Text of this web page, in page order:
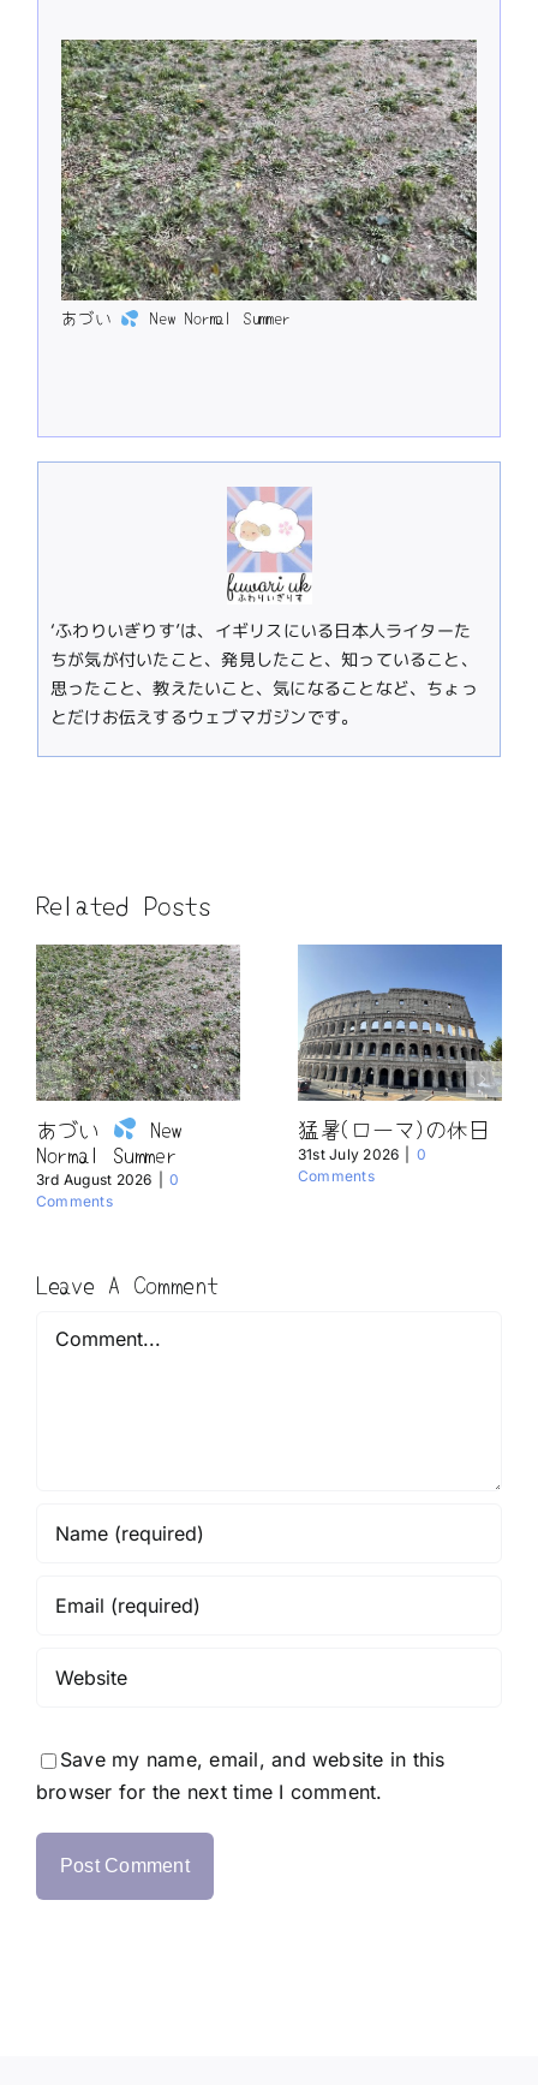
あづい New Normal Summer
‘ふわりいぎりす’は、イギリスにいる日本人ライターた
ちが気が付いたこと、発見したこと、知っていること、
思ったこと、教えたいこと、気になることなど、ちょっ
とだけお伝えするウェブマガジンです。
Related Posts
あづい
New
Normal Summer
3rd August 2026
0
Comments
猛暑(ローマ)の休日
31st July 2026
0
Comments
Leave A Comment
Comment
Save my name, email, and website in this
browser for the next time I comment.